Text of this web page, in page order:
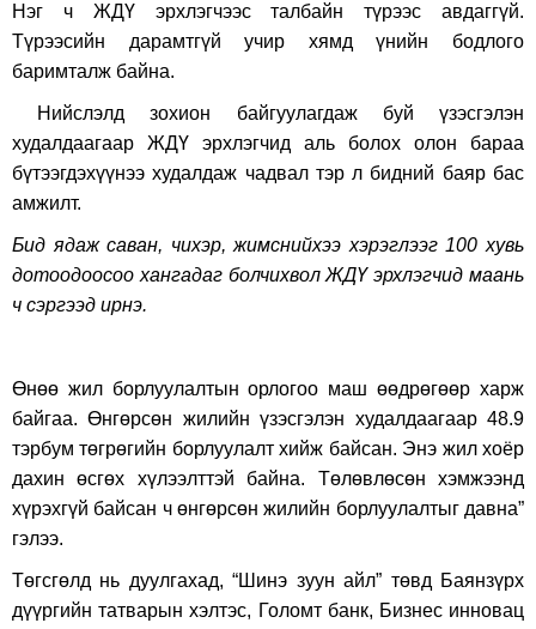
Нэг ч ЖДҮ эрхлэгчээс талбайн түрээс авдаггүй.
Түрээсийн дарамтгүй учир хямд үнийн бодлого
баримталж байна.
Нийслэлд зохион байгуулагдаж буй үзэсгэлэн
худалдаагаар ЖДҮ эрхлэгчид аль болох олон бараа
бүтээгдэхүүнээ худалдаж чадвал тэр л бидний баяр бас
амжилт.
Бид ядаж саван, чихэр, жимснийхээ хэрэглээг 100 хувь
дотоодоосоо хангадаг болчихвол ЖДҮ эрхлэгчид маань
ч сэргээд ирнэ.
Өнөө жил борлуулалтын орлогоо маш өөдрөгөөр харж
байгаа. Өнгөрсөн жилийн үзэсгэлэн худалдаагаар 48.9
тэрбум төгрөгийн борлуулалт хийж байсан. Энэ жил хоёр
дахин өсгөх хүлээлттэй байна. Төлөвлөсөн хэмжээнд
хүрэхгүй байсан ч өнгөрсөн жилийн борлуулалтыг давна”
гэлээ.
Төгсгөлд нь дуулгахад, “Шинэ зуун айл” төвд Баянзүрх
дүүргийн татварын хэлтэс, Голомт банк, Бизнес инновац